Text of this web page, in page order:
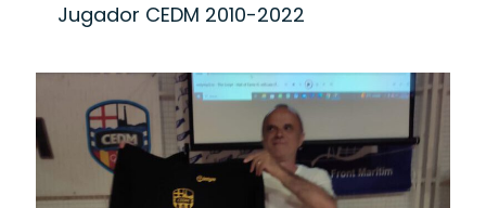
Jugador CEDM 2010-2022